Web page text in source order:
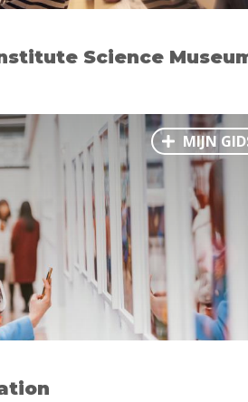
Science
MIJN